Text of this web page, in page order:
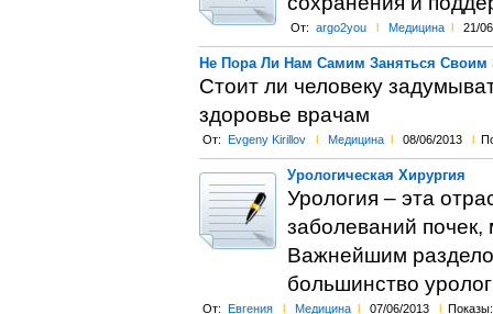
От: argo2you l Медицина l 21/
Не Пора Ли Нам Самим Заняться
Стоит ли человеку
здоровье врачам
От: Evgeny Kirillov l Медицина l 08/06/2013 l
Урологическая Хирургия
Урология – эта
заболеваний
Важнейшим
большинство
От: Евгения l Медицина l 07/06/2013 l